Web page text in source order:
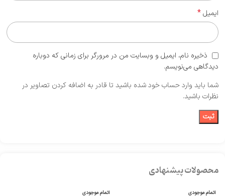
ایمیل*
ذخیره نام، ایمیل و وبسایت من در مرورگر برای زمانی که دوباره
دیدگاهی می‌نویسم.
شما باید وارد حساب خود شده باشید تا قادر به اضافه کردن تصاویر در
نظرات باشید.
محصولات پیشنهادی
اتمام موجودی اتمام موجودی